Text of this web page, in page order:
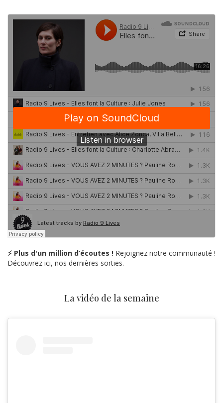
⚡ Plus d'un million d’écoutes ! Rejoignez notre communauté !
Découvrez ici, nos dernières sorties.
La vidéo de la semaine